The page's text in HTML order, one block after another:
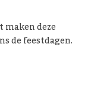
deze
de feestdagen.